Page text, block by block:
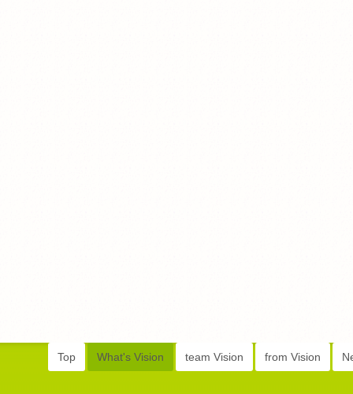
Top What's Vision team Vision from Vision